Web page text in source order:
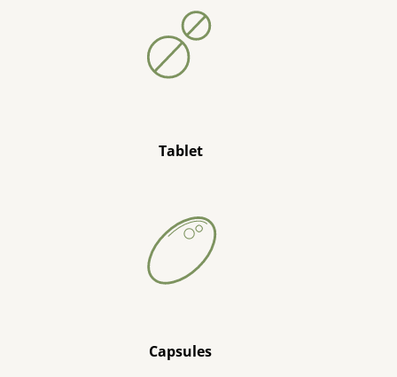
Tablet
Capsules